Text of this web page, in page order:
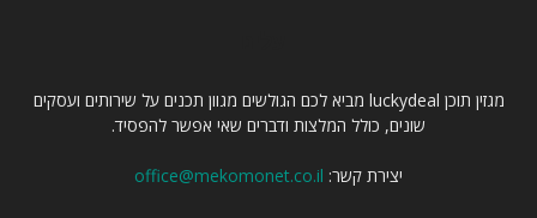
מגזין תוכן luckydeal מביא לכם הגולשים מגוון תכנים על שירותים ועסקים
שונים, כולל המלצות ודברים שאי אפשר להפסיד.
יצירת קשר: office@mekomonet.co.il